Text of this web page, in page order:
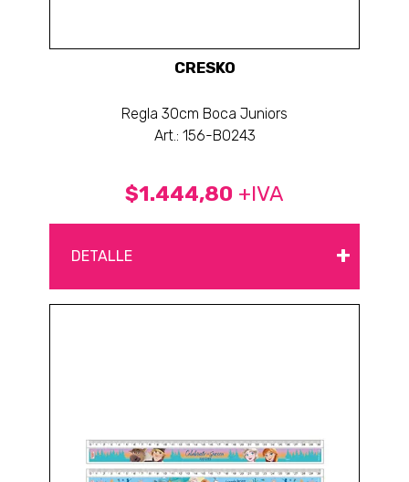
CRESKO
Regla 30cm Boca Juniors
Art.: 156-BO243
$1.444,80 +IVA
DETALLE +